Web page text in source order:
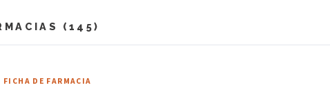
(145)
FICHA DE FARMACIA